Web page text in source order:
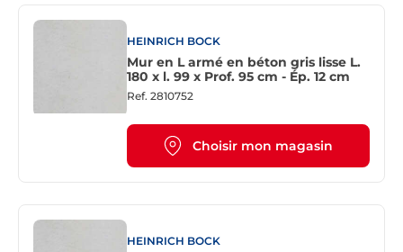
HEINRICH BOCK
Mur en L armé en béton gris lisse L.
180 x l. 99 x Prof. 95 cm - Ép. 12 cm
Ref. 2810752
Choisir mon magasin
HEINRICH BOCK